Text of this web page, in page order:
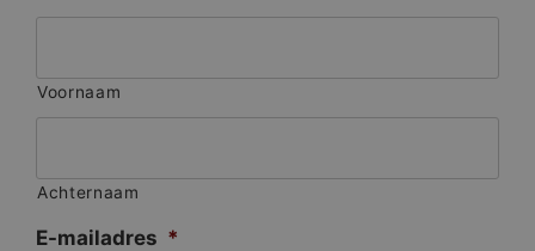
Voornaam
Achternaam
E-mailadres *